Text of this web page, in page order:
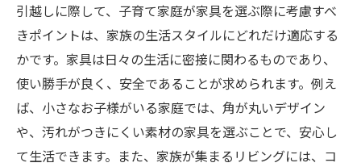
収納力を高める家具配置の工夫
子供にとって安全な素材を選ぶことの重要性
アレルギー対策に優れた素材選び
環境に優しいエコ素材の家具
耐久性と安全性を兼ね備えた素材
安心して使える天然素材の家具
引越しに際して、子育て家庭が家具を選ぶ際に考慮すべ
きポイントは、家族の生活スタイルにどれだけ適応する
かです。家具は日々の生活に密接に関わるものであり、
使い勝手が良く、安全であることが求められます。例え
ば、小さなお子様がいる家庭では、角が丸いデザイン
や、汚れがつきにくい素材の家具を選ぶことで、安心し
て生活できます。また、家族が集まるリビングには、コ